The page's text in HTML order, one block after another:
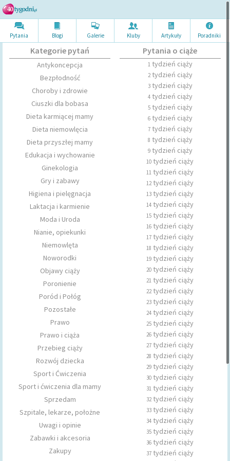
Pytania Blogi Galerie Kluby Artykuły Poradniki
Kategorie pytań
Antykoncepcja
Bezpłodność
Choroby i zdrowie
Ciuszki dla bobasa
Dieta karmiącej mamy
Dieta niemowlęcia
Dieta przyszłej mamy
Edukacja i wychowanie
Ginekologia
Gry i zabawy
Higiena i pielęgnacja
Laktacja i karmienie
Moda i Uroda
Nianie, opiekunki
Niemowlęta
Noworodki
Objawy ciąży
Poronienie
Poród i Połóg
Pozostałe
Prawo
Prawo i ciąża
Przebieg ciąży
Rozwój dziecka
Sport i Ćwiczenia
Sport i ćwiczenia dla mamy
Sprzedam
Szpitale, lekarze, położne
Uwagi i opinie
Zabawki i akcesoria
Zakupy
Pytania o ciąże
1tydzień ciąży
2tydzień ciąży
3tydzień ciąży
4tydzień ciąży
5tydzień ciąży
6tydzień ciąży
7tydzień ciąży
8 tydzień ciąży
9tydzień ciąży
10 tydzień ciąży
11 tydzień ciąży
12tydzień ciąży
13 tydzień ciąży
14 tydzień ciąży
15 tydzień ciąży
16 tydzień ciąży
17 tydzień ciąży
18 tydzień ciąży
19 tydzień ciąży
20 tydzień ciąży
21 tydzień ciąży
22tydzień ciąży
23 tydzień ciąży
24 tydzień ciąży
25 tydzień ciąży
26 tydzień ciąży
27 tydzień ciąży
28 tydzień ciąży
29 tydzień ciąży
30 tydzień ciąży
31 tydzień ciąży
32tydzień ciąży
33 tydzień ciąży
34 tydzień ciąży
35 tydzień ciąży
36 tydzień ciąży
37 tydzień ciąży